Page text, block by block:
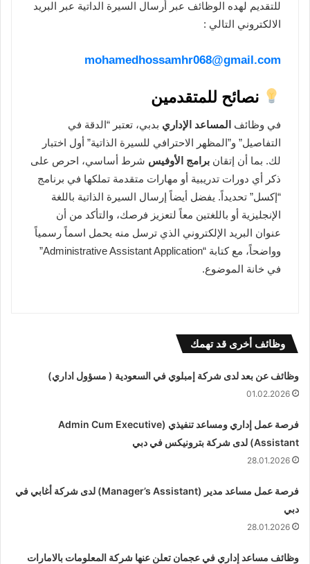
للتقديم لهده الوظائف عبر أرسال السيرة الداتية عبر البريد
الالكتروني التالي :
mohamedhossamhr068@gmail.com
نصائح للمتقدمين
في وظائف المساعد الإداري بدبي، تعتبر “الدقة في
التفاصيل” و”المظهر الاحترافي للسيرة الذاتية” أول اختبار
لك. بما أن إتقان برامج الأوفيس شرط أساسي، احرص على
ذكر أي دورات تدريبية أو مهارات متقدمة تملكها في برنامج
“إكسل” تحديداً. يفضل أيضاً إرسال السيرة الذاتية باللغة
الإنجليزية أو باللغتين معاً لتعزيز فرصك، والتأكد من أن
عنوان البريد الإلكتروني الذي ترسل منه يحمل اسماً رسمياً
وواضحاً، مع كتابة “Administrative Assistant Application”
في خانة الموضوع.
وظائف أخرى قد تهمك
وظائف عن بعد لدى شركة إمبلوي في السعودية ( مسؤول اداري)
01.02.2026
فرصة عمل إداري ومساعد تنفيذي (Admin Cum Executive
Assistant) لدى شركة بترونيكس في دبي
28.01.2026
فرصة عمل مساعد مدير (Manager’s Assistant) لدى شركة أغابي في
دبي
28.01.2026
وظائف مساعد إداري في عجمان تعلن عنها شركة المعلومات بالامارات